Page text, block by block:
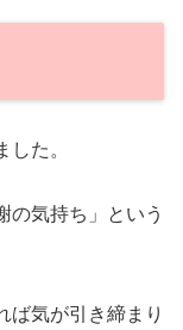
た。
の気持ち」という
ば気が引き締まり